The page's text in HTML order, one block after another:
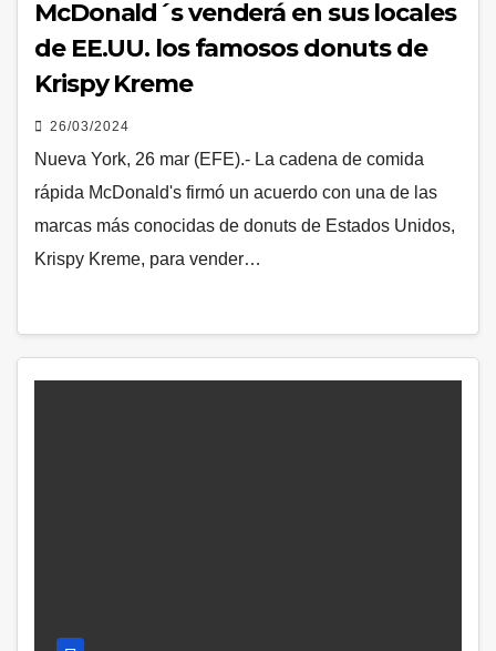
McDonald´s venderá en sus locales
de EE.UU. los famosos donuts de
Krispy Kreme
26/03/2024
Nueva York, 26 mar (EFE).- La cadena de comida
rápida McDonald's firmó un acuerdo con una de las
marcas más conocidas de donuts de Estados Unidos,
Krispy Kreme, para vender…